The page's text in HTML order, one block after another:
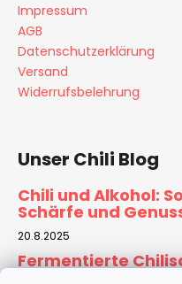
Impressum
AGB
Datenschutzerklärung
Versand
Widerrufsbelehrung
Unser Chili Blog
Chili und Alkohol:
Schärfe und
20.8.2025
Fermentierte